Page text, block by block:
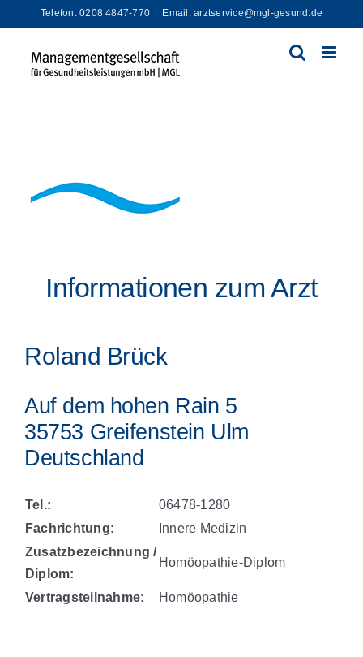
Inhalt
springen
Telefon: 0208 4847-770 Email: arztservice@mgl-gesund.de
Informationen zum Arzt
Roland Brück
Auf dem hohen Rain 5
35753 Greifenstein Ulm
Deutschland
Tel.:
06478-1280
Fachrichtung:
Innere Medizin
Zusatzbezeichnung /
Diplom:
Homöopathie-Diplom
Vertragsteilnahme: Homöopathie